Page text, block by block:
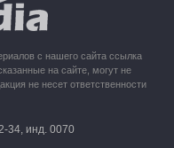
с нашего сайта ссылка
на сайте, могут не
не несет ответственности
34, инд. 0070